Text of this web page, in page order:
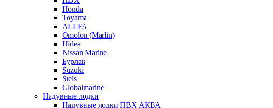
Honda
Toyama
ALLFA
Omolon (Marlin)
Hidea
Nissan Marine
Бурлак
Suzuki
Stels
Globalmarine
Надувные лодки
Надувные лодки ПВХ АКВА